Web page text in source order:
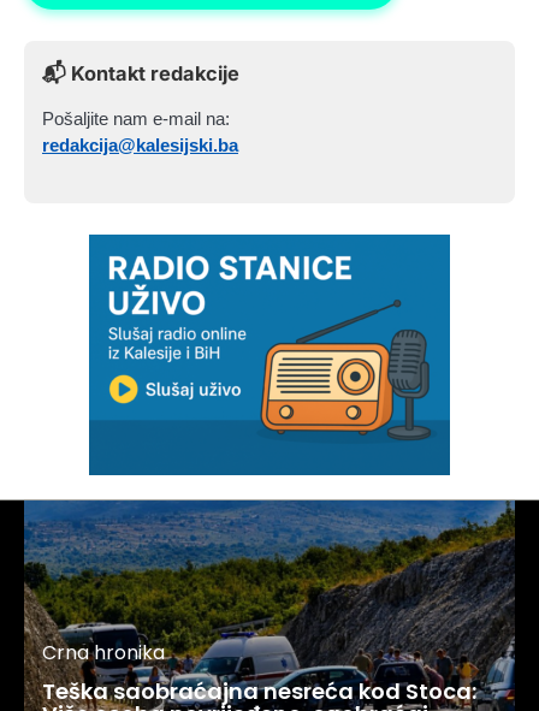
📬 Kontakt redakcije
Pošaljite nam e-mail na:
redakcija@kalesijski.ba
Crna hronika
Teška saobraćajna nesreća kod Stoca: